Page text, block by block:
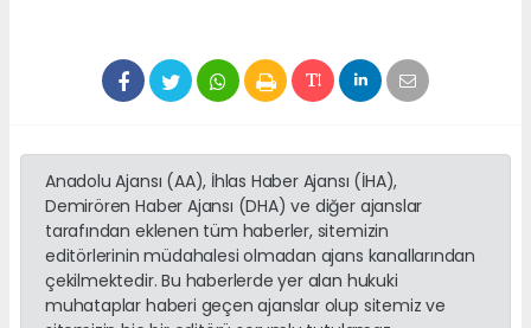
Anadolu Ajansı (AA), İhlas Haber Ajansı (İHA),
Demirören Haber Ajansı (DHA) ve diğer ajanslar
tarafından eklenen tüm haberler, sitemizin
editörlerinin müdahalesi olmadan ajans kanallarından
çekilmektedir. Bu haberlerde yer alan hukuki
muhataplar haberi geçen ajanslar olup sitemiz ve